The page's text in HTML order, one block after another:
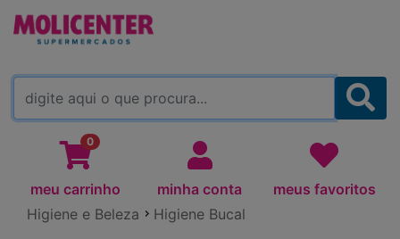
MOLICENTER ARAPONGAS
0
meu carrinho minha conta
meus favoritos
Higiene e Beleza
Higiene Bucal